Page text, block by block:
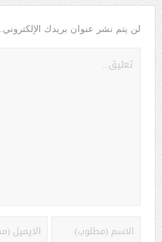
لن يتم نشر عنوان بريدك الإلكتروني.